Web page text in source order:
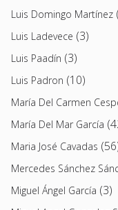
Luis Domingo Martínez
Luis Ladevece (3)
Luis Paadín (3)
Luis Padron (10)
María Del Carmen
María Del Mar García
Maria José Cavadas
Mercedes Sánchez
Miguel Ángel García (3)